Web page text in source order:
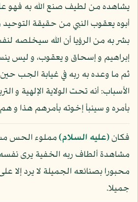
يشاهده من لطيف صنع الله به فهو
أبوه يعقوب النبي من حقيقة التوحيد
بشر به من الرؤيا أن الله سيخلصه
إبراهيم و إسحاق و يعقوب، و ليس
ثم ما وعده به ربه في غيابة الجب
الأسباب: أنه تحت الولاية الإلهية و
بأمره و سينبأ إخوته بأمرهم هذا و
فكان(عليه السلام)مملوء الحس
مشاهدة ألطاف ربه الخفية يرى نفسه
محبورا بصنائعه الجميلة لا يرد إلا
جميلا.